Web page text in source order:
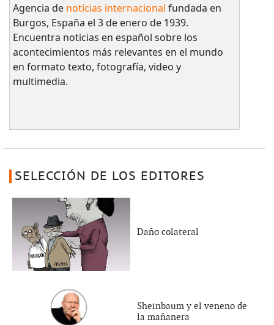
Agencia de noticias internacional fundada en
Burgos, España el 3 de enero de 1939.
Encuentra noticias en español sobre los
acontecimientos más relevantes en el mundo
en formato texto, fotografía, video y
multimedia.
SELECCIÓN DE LOS EDITORES
Daño colateral
Sheinbaum y el veneno de
la mañanera